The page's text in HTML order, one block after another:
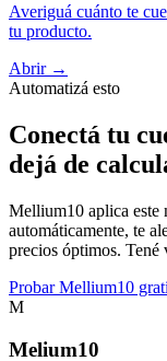
Averiguá cuánto te
tu producto.
Abrir →
Automatizá esto
Conectá tu
dejá de
Mellium10 aplica este
automáticamente, te
precios óptimos.
Probar Mellium10
M
Melium10